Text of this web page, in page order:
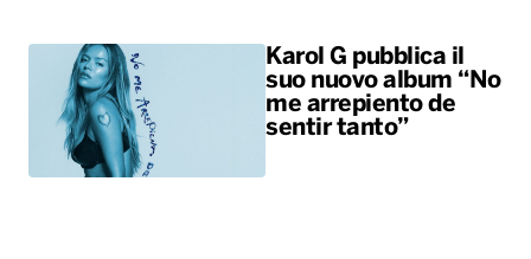
Karol G pubblica il
suo nuovo album “No
me arrepiento de
sentir tanto”